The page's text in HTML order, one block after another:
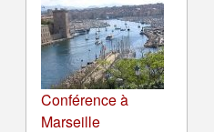
Conférence à
Marseille